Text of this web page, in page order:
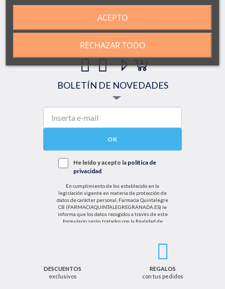
CONDICIONES GENERALES DE COMPRA
FORMULARIO DE DEVOLUCIONES
BOLETÍN DE NOVEDADES
OK
He leído y acepto la política de
privacidad
En cumplimiento de los establecido en la
legislación vigente en materia de protección de
datos de carácter personal, Farmacia Quintalegre
CB (FARMACIAQUINTALEGREGRANADA.ES) le
informa que los datos recogidos a través de este
formulario serán tratados con la finalidad de
el tratamiento de sus datos personales se basará
DESCUENTOS
exclusivos
REGALOS
con tus pedidos
RECHAZAR TODO
ACEPTO